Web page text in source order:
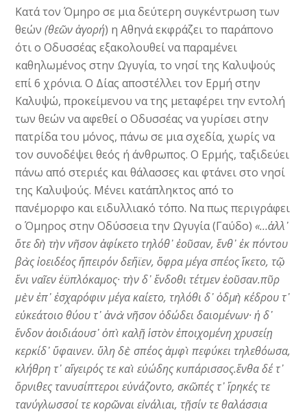
Κατά τον Όμηρο σε μια δεύτερη συγκέντρωση των
θεών(θεῶν ἀγορή) η Αθηνά εκφράζει το παράπονο
ότι ο Οδυσσέας εξακολουθεί να παραμένει
καθηλωμένος στην Ωγυγία, το νησί της Καλυψούς
επί 6 χρόνια. Ο Δίας αποστέλλει τον Ερμή στην
Καλυψώ, προκείμενου να της μεταφέρει την εντολή
των θεών να αφεθεί ο Οδυσσέας να γυρίσει στην
πατρίδα του μόνος, πάνω σε μια σχεδία, χωρίς να
τον συνοδέψει θεός ή άνθρωπος. Ο Ερμής, ταξιδεύει
πάνω από στεριές και θάλασσες και φτάνει στο νησί
της Καλυψούς. Μένει κατάπληκτος από το
πανέμορφο και ειδυλλιακό τόπο. Να πως περιγράφει
ο Όμηρος στην Οδύσσεια την Ωγυγία (Γαύδο)«…ἀλλ᾽
ὅτε δὴ τὴν νῆσον ἀφίκετο τηλόθ᾽ ἐοῦσαν, ἔνθ᾽ ἐκ πόντου
βὰς ἰοειδέος ἤπειρόν δεἤϊεν, ὄφρα μέγα σπέος ἵκετο, τῷ
ἔνι ναῖεν ἐϋπλόκαμος· τὴν δ᾽ ἔνδοθι τέτμεν ἐοῦσαν.πῦρ
μὲν ἐπ᾽ ἐσχαρόφιν μέγα καίετο, τηλόθι δ᾽ ὀδμὴ κέδρου τ᾽
εὐκεάτοιο θύου τ᾽ ἀνὰ νῆσον ὀδώδει δαιομένων· ἡ δ᾽
ἔνδον ἀοιδιάουσ᾽ ὀπὶ καλῇ ἱστὸν ἐποιχομένη χρυσείῃ
κερκίδ᾽ ὕφαινεν. ὕλη δὲ σπέος ἀμφὶ πεφύκει τηλεθόωσα,
κλήθρη τ᾽ αἴγειρός τε καὶ εὐώδης κυπάρισσος.ἔνθα δέ τ᾽
ὄρνιθες τανυσίπτεροι εὐνάζοντο, σκῶπές τ᾽ ἴρηκές τε
τανύγλωσσοί τε κορῶναι εἰνάλιαι, τῇσίν τε θαλάσσια